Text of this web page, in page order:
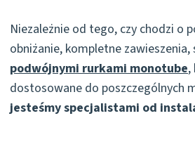
Niezależnie od tego, czy chodzi o
obniżanie, kompletne zawieszenia,
podwójnymi rurkami monotube,
dostosowane do poszczególnych
jesteśmy specjalistami od